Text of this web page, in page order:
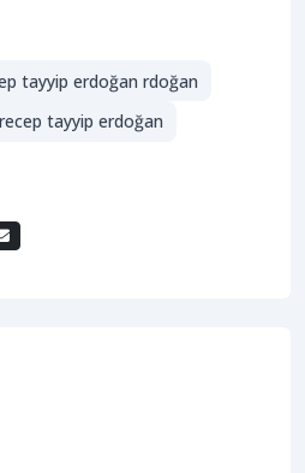
tayyip erdoğan rdoğan
recep tayyip erdoğan